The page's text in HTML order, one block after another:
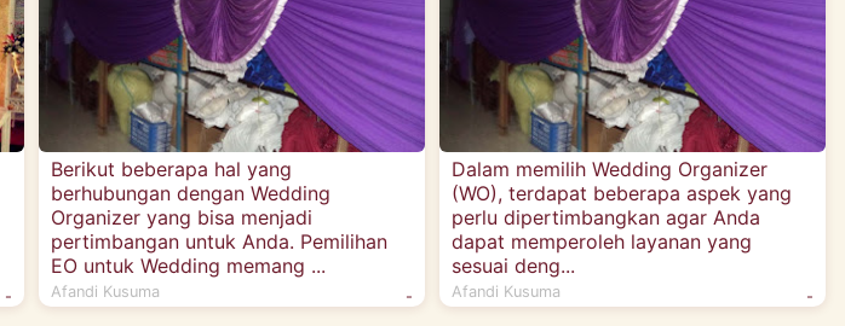
-
Berikut beberapa hal yang
berhubungan dengan Wedding
Organizer yang bisa menjadi
pertimbangan untuk Anda. Pemilihan
EO untuk Wedding memang ...
Afandi Kusuma -
Dalam memilih Wedding Organizer
(WO), terdapat beberapa aspek yang
perlu dipertimbangkan agar Anda
dapat memperoleh layanan yang
sesuai deng...
Afandi Kusuma -